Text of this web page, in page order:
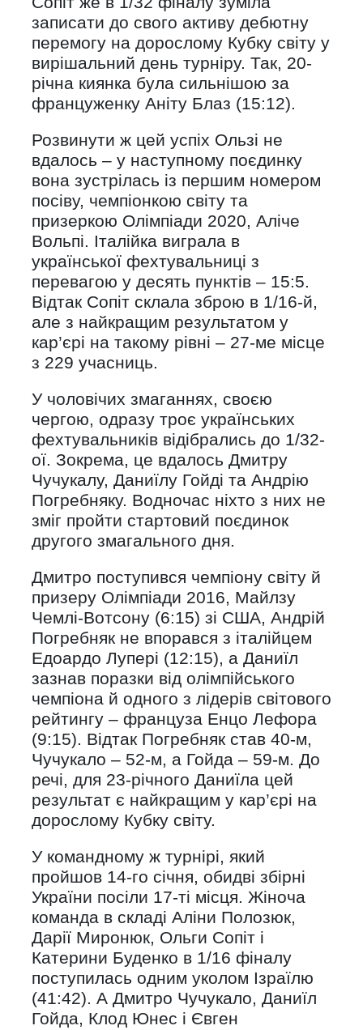
записати до свого активу дебютну
перемогу на дорослому Кубку світу у
вирішальний день турніру. Так, 20-
річна киянка була сильнішою за
француженку Аніту Блаз (15:12).
Розвинути ж цей успіх Ользі не
вдалось – у наступному поєдинку
вона зустрілась із першим номером
посіву, чемпіонкою світу та
призеркою Олімпіади 2020, Аліче
Вольпі. Італійка виграла в
української фехтувальниці з
перевагою у десять пунктів – 15:5.
Відтак Сопіт склала зброю в 1/16-й,
але з найкращим результатом у
кар’єрі на такому рівні – 27-ме місце
з 229 учасниць.
У чоловічих змаганнях, своєю
чергою, одразу троє українських
фехтувальників відібрались до 1/32-
ої. Зокрема, це вдалось Дмитру
Чучукалу, Даниїлу Гойді та Андрію
Погребняку. Водночас ніхто з них не
зміг пройти стартовий поєдинок
другого змагального дня.
Дмитро поступився чемпіону світу й
призеру Олімпіади 2016, Майлзу
Чемлі-Вотсону (6:15) зі США, Андрій
Погребняк не впорався з італійцем
Едоардо Лупері (12:15), а Даниїл
зазнав поразки від олімпійського
чемпіона й одного з лідерів світового
рейтингу – француза Енцо Лефора
(9:15). Відтак Погребняк став 40-м,
Чучукало – 52-м, а Гойда – 59-м. До
речі, для 23-річного Даниїла цей
результат є найкращим у кар’єрі на
дорослому Кубку світу.
У командному ж турнірі, який
пройшов 14-го січня, обидві збірні
України посіли 17-ті місця. Жіноча
команда в складі Аліни Полозюк,
Дарії Миронюк, Ольги Сопіт і
Катерини Буденко в 1/16 фіналу
поступилась одним уколом Ізраїлю
(41:42). А Дмитро Чучукало, Даниїл
Гойда, Клод Юнес і Євген